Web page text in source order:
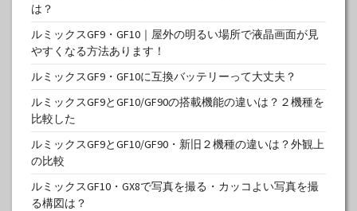
は？
ルミックスGF9・GF10｜屋外の明るい場所で液晶画面が見
やすくなる方法あります！
ルミックスGF9・GF10に互換バッテリーって大丈夫？
ルミックスGF9とGF10/GF90の搭載機能の違いは？２機種を
比較した
ルミックスGF9とGF10/GF90・新旧２機種の違いは？外観上
の比較
ルミックスGF10・GX8で写真を撮る・カッコよい写真を撮
る構図は？